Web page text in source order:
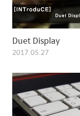
Duet Display
2017.05.27